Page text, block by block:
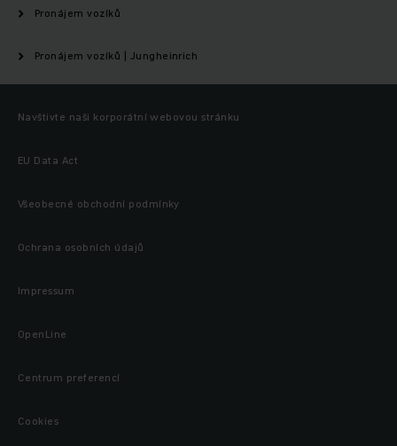
Pronájem vozíků
Pronájem vozíků | Jungheinrich
Navštivte naši korporátní webovou stránku
EU Data Act
Všeobecné obchodní podmínky
Ochrana osobních údajů
Impressum
OpenLine
Centrum preferencí
Cookies